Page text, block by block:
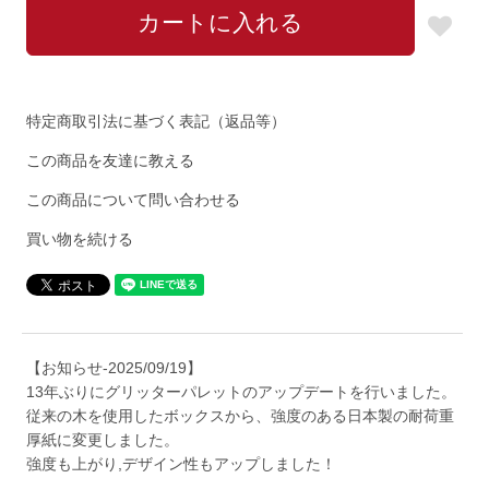
特定商取引法に基づく表記（返品等）
この商品を友達に教える
この商品について問い合わせる
買い物を続ける
【お知らせ-2025/09/19】
13年ぶりにグリッターパレットのアップデートを行いました。
従来の木を使用したボックスから、強度のある日本製の耐荷重
厚紙に変更しました。
強度も上がり,デザイン性もアップしました！